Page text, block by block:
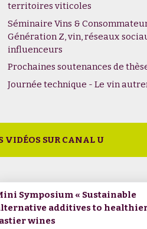
territoires viticoles
Séminaire Vins &
Génération Z, vin, réseaux
influenceurs
Prochaines soutenances de
Journée technique - Le vin
VIDÉOS SUR CANAL U
Symposium « Sustainable
additives to
wines